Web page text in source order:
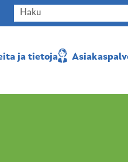
ja tietoja